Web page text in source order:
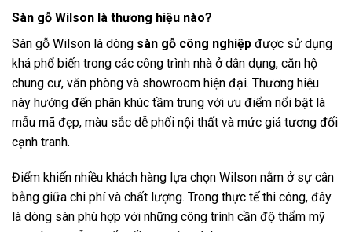
Sàn gỗ Wilson là thương hiệu nào?
Sàn gỗ Wilson là dòng sàn gỗ công nghiệp được sử dụng
khá phổ biến trong các công trình nhà ở dân dụng, căn hộ
chung cư, văn phòng và showroom hiện đại. Thương hiệu
này hướng đến phân khúc tầm trung với ưu điểm nổi bật là
mẫu mã đẹp, màu sắc dễ phối nội thất và mức giá tương đối
cạnh tranh.
Điểm khiến nhiều khách hàng lựa chọn Wilson nằm ở sự cân
bằng giữa chi phí và chất lượng. Trong thực tế thi công, đây
là dòng sàn phù hợp với những công trình cần độ thẩm mỹ